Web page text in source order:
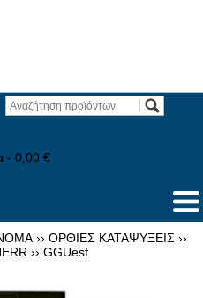
- 0,00 €
›› ΟΡΘΙΕΣ ΚΑΤΑΨΥΞΕΙΣ ››
›› GGUesf